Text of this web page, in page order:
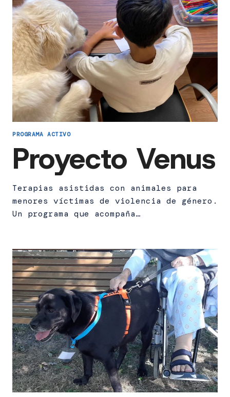
PROGRAMA ACTIVO
Proyecto Venus
Terapias asistidas con animales para
menores víctimas de violencia de género.
Un programa que acompaña…